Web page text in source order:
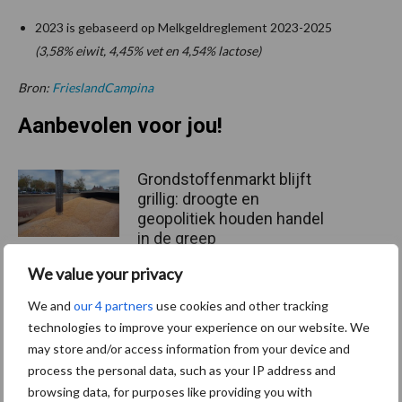
We value your privacy
We and our 4 partners use cookies and other tracking
technologies to improve your experience on our website. We
may store and/or access information from your device and
process the personal data, such as your IP address and
browsing data, for purposes like providing you with
2023 is gebaseerd op Melkgeldreglement 2023-2025
(3,58% eiwit, 4,45% vet en 4,54% lactose)
Bron: FrieslandCampina
Aanbevolen voor jou!
Grondstoffenmarkt blijft
grillig: droogte en
geopolitiek houden handel
in de greep
De speenhuid: een vaak
onderschatte risicofactor
voor mastitis